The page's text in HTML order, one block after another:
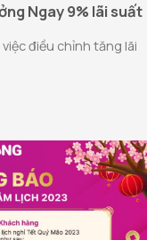
Ngay 9% lãi suất
điều chỉnh tăng lãi